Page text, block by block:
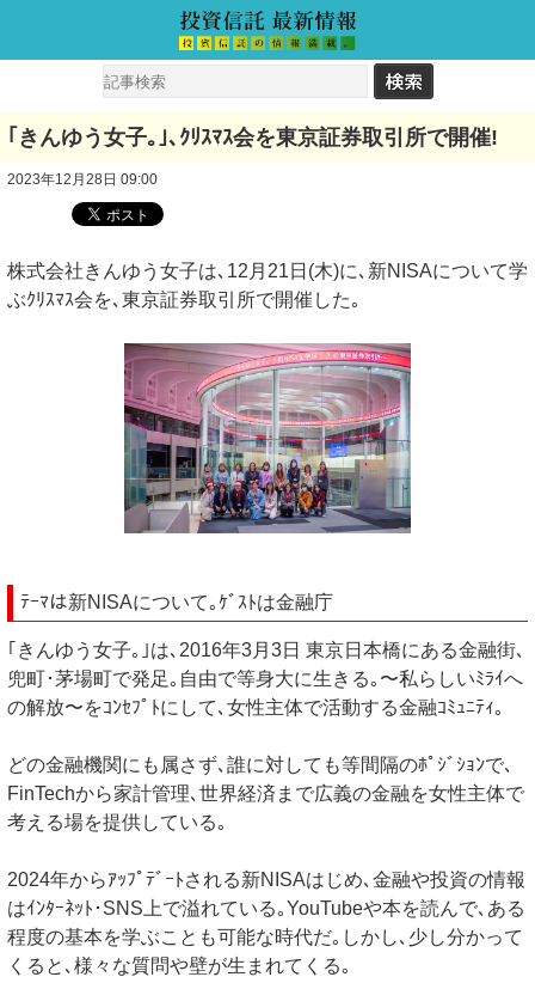
｢きんゆう女子｡｣､ｸﾘｽﾏｽ会を東京証券取引所で開催!
2023年12月28日 09:00
株式会社きんゆう⼥⼦は､12月21日(木)に､新NISAについて学
ぶｸﾘｽﾏｽ会を､東京証券取引所で開催した｡
ﾃｰﾏは新NISAについて｡ｹﾞｽﾄは金融庁
｢きんゆう⼥⼦｡｣は､2016年3月3日 東京日本橋にある金融街､
兜町･茅場町で発足｡⾃由で等⾝⼤に⽣きる｡〜私らしいﾐﾗｲへ
の解放〜をｺﾝｾﾌﾟﾄにして､女性主体で活動する金融ｺﾐｭﾆﾃｨ｡
どの金融機関にも属さず､誰に対しても等間隔のﾎﾟｼﾞｼｮﾝで､
FinTechから家計管理､世界経済まで広義の金融を女性主体で
考える場を提供している｡
2024年からｱｯﾌﾟﾃﾞｰﾄされる新NISAはじめ､金融や投資の情報
はｲﾝﾀｰﾈｯﾄ･SNS上で溢れている｡YouTubeや本を読んで､ある
程度の基本を学ぶことも可能な時代だ｡しかし､少し分かって
くると､様々な質問や壁が生まれてくる｡